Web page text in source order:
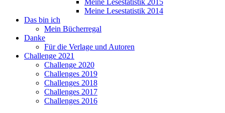
Meine Lesestatistik 2015
Meine Lesestatistik 2014
Das bin ich
Mein Bücherregal
Danke
Für die Verlage und Autoren
Challenge 2021
Challenge 2020
Challenges 2019
Challenges 2018
Challenges 2017
Challenges 2016